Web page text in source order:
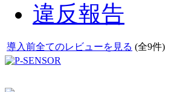
違反報告
導入前全てのレビューを見る (全9件)